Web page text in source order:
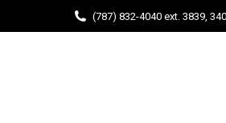
(787) 832-4040 ext. 3839,
DEPARTAMENTO